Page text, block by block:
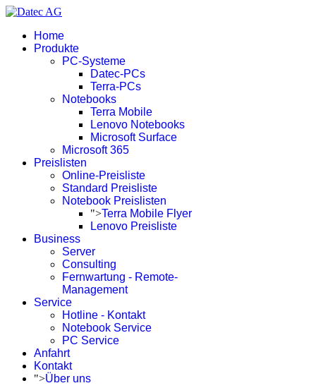
Home
Produkte
PC-Systeme
Datec-PCs
Terra-PCs
Notebooks
Terra Mobile
Lenovo Notebooks
Microsoft Surface
Microsoft 365
Preislisten
Online-Preisliste
Standard Preisliste
Notebook Preislisten
">Terra Mobile Flyer
Lenovo Preisliste
Business
Server
Consulting
Fernwartung - Remote-
Management
Service
Hotline - Kontakt
Notebook Service
PC Service
Anfahrt
Kontakt
">Über uns